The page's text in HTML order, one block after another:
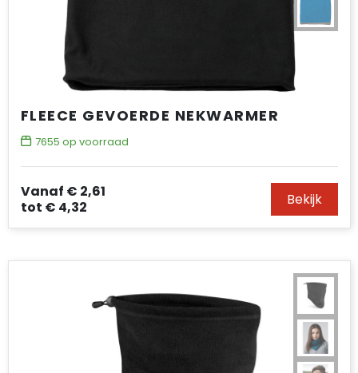
FLEECE GEVOERDE NEKWARMER
7655 op voorraad
Vanaf € 2,61
tot € 4,32 Bekijk